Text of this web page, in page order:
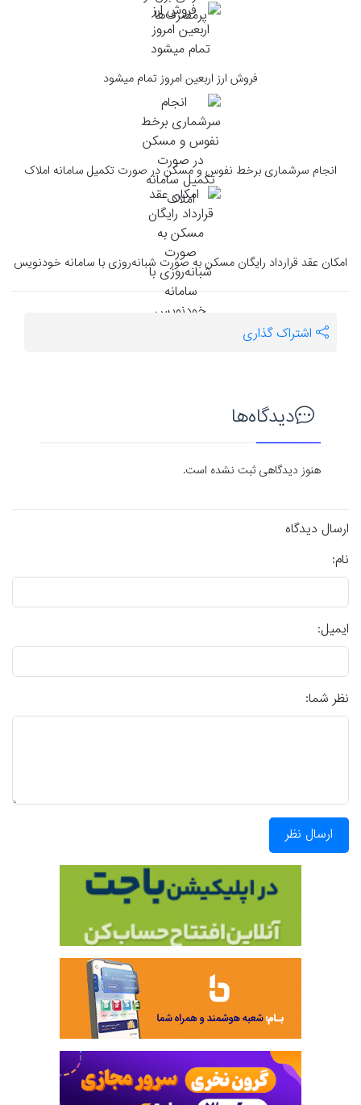
فروش ارز اربعین امروز تمام میشود
انجام سرشماری برخط نفوس و مسکن در صورت تکمیل سامانه املاک
امکان عقد قرارداد رایگان مسکن به صورت شبانه‌روزی با سامانه خودنویس
اشتراک گذاری
دیدگاه‌ها
هنوز دیدگاهی ثبت نشده است.
ارسال دیدگاه
نام:
ایمیل:
نظر شما:
ارسال نظر